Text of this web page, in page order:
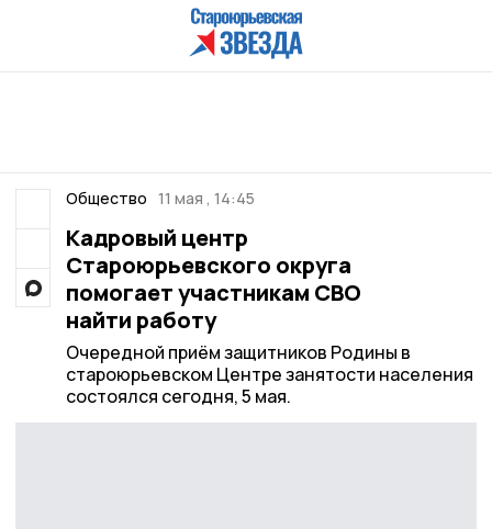
Общество 11 мая , 14:45
Кадровый центр
Староюрьевского округа
помогает участникам СВО
найти работу
Очередной приём защитников Родины в
староюрьевском Центре занятости населения
состоялся сегодня, 5 мая.